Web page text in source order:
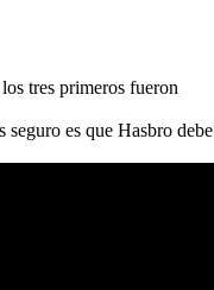
tres primeros fueron
es que Hasbro debe